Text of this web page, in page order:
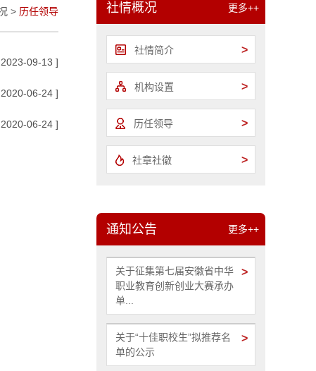
> 历任领导
09-13 ]
06-24 ]
06-24 ]
社情概况 更多++
社情简介 >
机构设置 >
历任领导 >
社章社徽 >
通知公告 更多++
关于征集第七届安徽省中华
职业教育创新创业大赛承办
单...
>
关于“十佳职校生”拟推荐名
单的公示
>